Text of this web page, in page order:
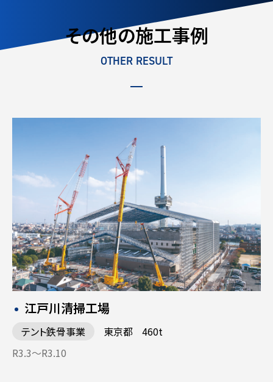
その他の施工事例
OTHER RESULT
江戸川清掃工場
テント鉄骨事業 東京都
460t
R3.3〜R3.10